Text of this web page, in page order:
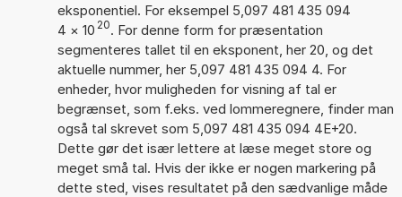
eksponentiel. For eksempel 5,097 481 435 094
4 × 10 20. For denne form for præsentation
segmenteres tallet til en eksponent, her 20, og det
aktuelle nummer, her 5,097 481 435 094 4. For
enheder, hvor muligheden for visning af tal er
begrænset, som f.eks. ved lommeregnere, finder man
også tal skrevet som 5,097 481 435 094 4E+20.
Dette gør det især lettere at læse meget store og
meget små tal. Hvis der ikke er nogen markering på
dette sted, vises resultatet på den sædvanlige måde